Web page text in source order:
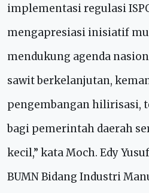
implementasi regulasi
mengapresiasi inisiatif
mendukung agenda
sawit berkelanjutan,
pengembangan hilirisasi,
bagi pemerintah daerah
kecil,” kata Moch. Edy
BUMN Bidang Industri